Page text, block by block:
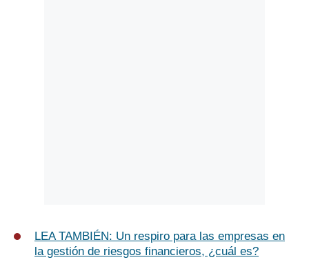
LEA TAMBIÉN: Un respiro para las empresas en
la gestión de riesgos financieros, ¿cuál es?